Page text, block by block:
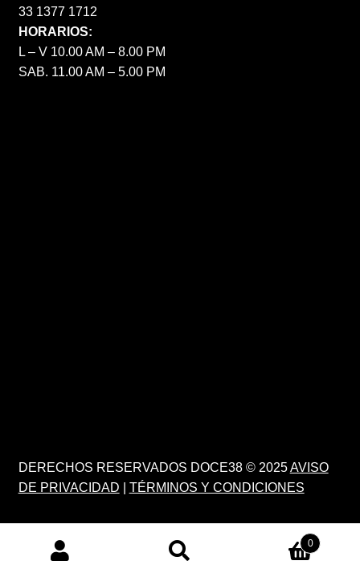
33 1377 1712
HORARIOS:
L – V 10.00 AM – 8.00 PM
SAB. 11.00 AM – 5.00 PM
DERECHOS RESERVADOS DOCE38 © 2025AVISO
DE PRIVACIDAD
TÉRMINOS Y CONDICIONES
PRODUCTS
0